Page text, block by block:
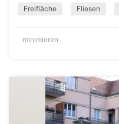
Freifläche Fliesen
minimieren